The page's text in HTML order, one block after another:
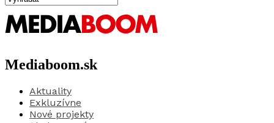
Mediaboom.sk
Aktuality
Exkluzívne
Nové projekty